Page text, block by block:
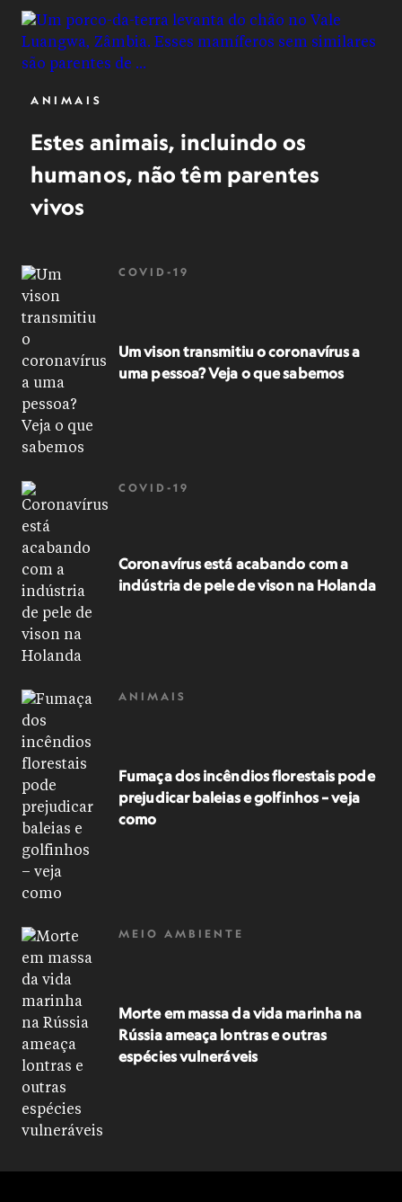
ANIMAIS
Estes animais, incluindo os
humanos, não têm parentes
vivos
COVID-19
Um vison transmitiu o coronavírus a
uma pessoa? Veja o que sabemos
COVID-19
Coronavírus está acabando com a
indústria de pele de vison na Holanda
ANIMAIS
Fumaça dos incêndios florestais pode
prejudicar baleias e golfinhos – veja
como
MEIO AMBIENTE
Morte em massa da vida marinha na
Rússia ameaça lontras e outras
espécies vulneráveis